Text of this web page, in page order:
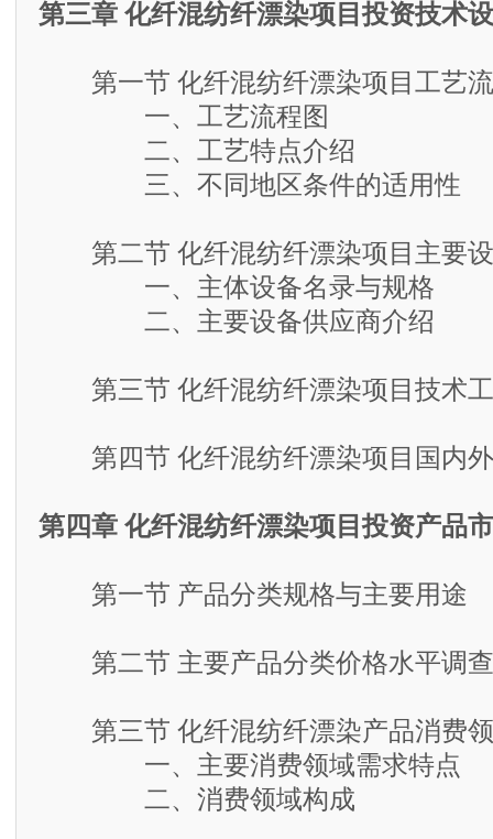
第三章 化纤混纺纤漂染项目投资技术
第一节 化纤混纺纤漂染项目工艺
一、工艺流程图
二、工艺特点介绍
三、不同地区条件的适用性
第二节 化纤混纺纤漂染项目主要
一、主体设备名录与规格
二、主要设备供应商介绍
第三节 化纤混纺纤漂染项目技术工
第四节 化纤混纺纤漂染项目国内外
第四章 化纤混纺纤漂染项目投资产品
第一节 产品分类规格与主要用途
第二节 主要产品分类价格水平调查
第三节 化纤混纺纤漂染产品消费领
一、主要消费领域需求特点
二、消费领域构成